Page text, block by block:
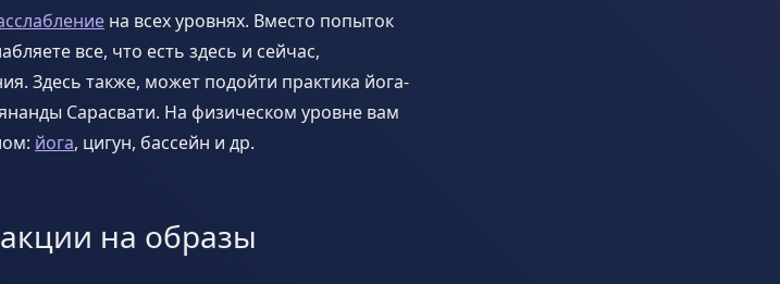
на всех уровнях. Вместо попыток
все, что есть здесь и сейчас,
Здесь также, может подойти практика йога-
Сарасвати. На физическом уровне вам
йога, цигун, бассейн и др.
на образы